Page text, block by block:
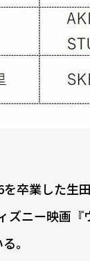
卒業した生
ズニー映画
。